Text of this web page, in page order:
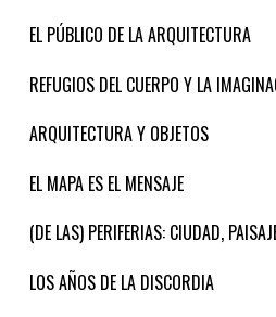
EL PÚBLICO DE LA ARQUITECTURA
REFUGIOS DEL CUERPO Y LA
ARQUITECTURA Y OBJETOS
EL MAPA ES EL MENSAJE
(DE LAS) PERIFERIAS: CIUDAD,
LOS AÑOS DE LA DISCORDIA